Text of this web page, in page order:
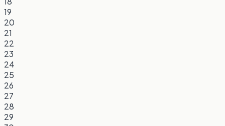
19
20
21
22
23
24
25
26
27
28
29